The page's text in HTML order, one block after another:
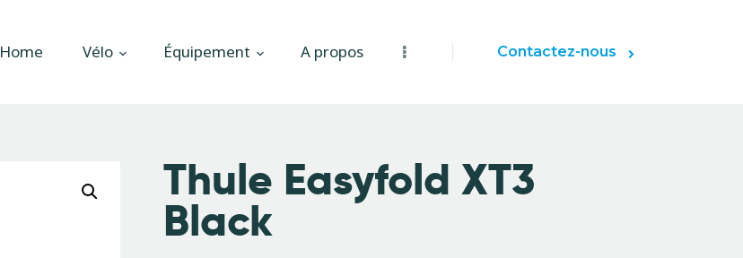
Home Vélo Équipement A propos Contactez-nous
Thule Easyfold XT3
Black